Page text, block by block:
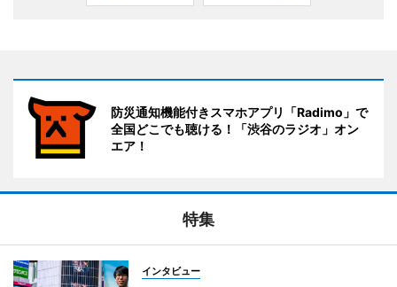
防災通知機能付きスマホアプリ「Radimo」で
全国どこでも聴ける！「渋谷のラジオ」オン
エア！
特集
インタビュー